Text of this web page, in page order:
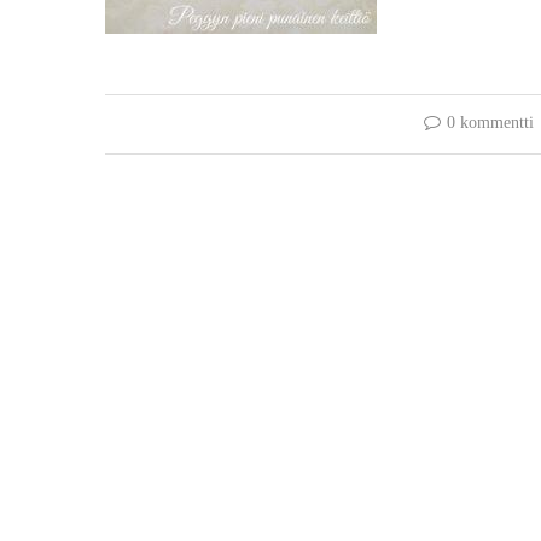
0 kommentti